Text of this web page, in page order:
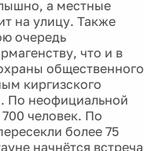
а местные
на улицу. Также
очередь
что и в
общественного
киргизского
По неофициальной
человек. По
более 75
начнётся встреча